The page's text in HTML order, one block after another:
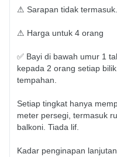
⚠ Sarapan tidak termasuk.
⚠ Harga untuk 4 orang
✅ Bayi di bawah umur 1
kepada 2 orang setiap
tempahan.
Setiap tingkat hanya
meter persegi, termasuk
balkoni. Tiada lif.
Kadar penginapan